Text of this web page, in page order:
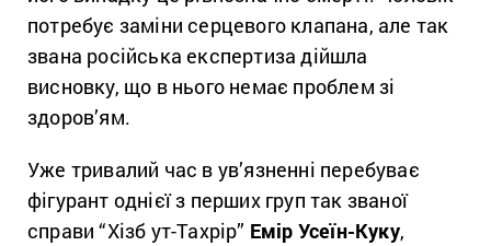
потребує заміни серцевого клапана, але так
звана російська експертиза дійшла
висновку, що в нього немає проблем зі
здоров’ям.
Уже тривалий час в ув’язненні перебуває
фігурант однієї з перших груп так званої
справи “Хізб ут-Тахрір” Емір Усеїн-Куку,